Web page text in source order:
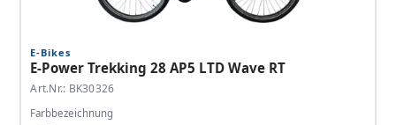
E-Bikes
E-Power Trekking 28 AP5 LTD Wave RT
Art.Nr.: BK30326
Farbbezeichnung